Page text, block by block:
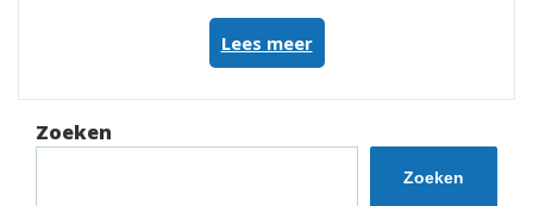
Lees meer“Herstel
van
Burn-
met
Zoeken
Zoeken